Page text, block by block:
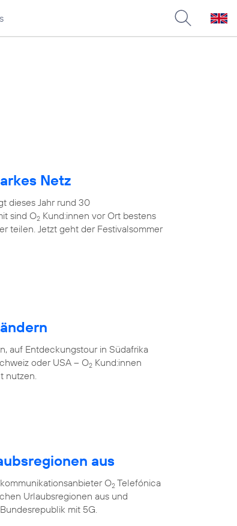
Netz
dieses Jahr rund 30
sind O2 Kund:innen vor Ort bestens
teilen. Jetzt geht der Festivalsommer
auf Entdeckungstour in Südafrika
oder USA – O2 Kund:innen
nutzen.
aus
O2 Telefónica
Urlaubsregionen aus und
mit 5G.